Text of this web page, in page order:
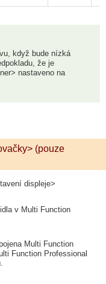
když bude nízká
že je
nastaveno na
(pouze
displeje>
v Multi Function
Multi Function
Function Professional